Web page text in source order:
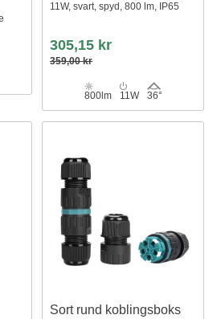
11W, svart, spyd, 800 lm, IP65
305,15 kr
359,00 kr
800lm 11W 36°
Sort rund koblingsboks